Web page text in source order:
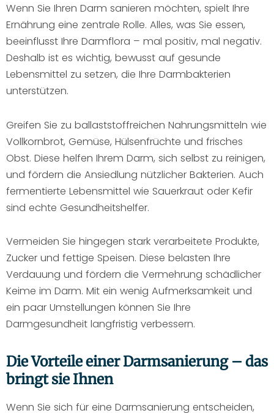
Wenn Sie Ihren Darm sanieren möchten, spielt Ihre
Ernährung eine zentrale Rolle. Alles, was Sie essen,
beeinflusst Ihre Darmflora – mal positiv, mal negativ.
Deshalb ist es wichtig, bewusst auf gesunde
Lebensmittel zu setzen, die Ihre Darmbakterien
unterstützen.
Greifen Sie zu ballaststoffreichen Nahrungsmitteln wie
Vollkornbrot, Gemüse, Hülsenfrüchte und frisches
Obst. Diese helfen Ihrem Darm, sich selbst zu reinigen,
und fördern die Ansiedlung nützlicher Bakterien. Auch
fermentierte Lebensmittel wie Sauerkraut oder Kefir
sind echte Gesundheitshelfer.
Vermeiden Sie hingegen stark verarbeitete Produkte,
Zucker und fettige Speisen. Diese belasten Ihre
Verdauung und fördern die Vermehrung schädlicher
Keime im Darm. Mit ein wenig Aufmerksamkeit und
ein paar Umstellungen können Sie Ihre
Darmgesundheit langfristig verbessern.
Die Vorteile einer Darmsanierung – das
bringt sie Ihnen
Wenn Sie sich für eine Darmsanierung entscheiden,